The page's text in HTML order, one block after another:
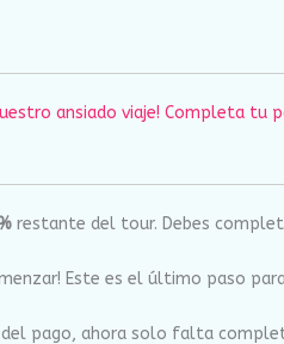
ansiado viaje! Completa tu
restante del tour. Debes
Este es el último paso
del pago, ahora solo falta